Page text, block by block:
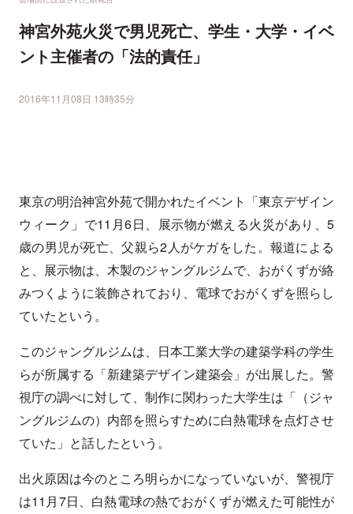
神宮外苑火災で男児死亡、学生・大学・イベ
ント主催者の「法的責任」
2016年11月08日 13時35分
東京の明治神宮外苑で開かれたイベント「東京デザイン
ウィーク」で11月6日、展示物が燃える火災があり、5
歳の男児が死亡、父親ら2人がケガをした。報道による
と、展示物は、木製のジャングルジムで、おがくずが絡
みつくように装飾されており、電球でおがくずを照らし
ていたという。
このジャングルジムは、日本工業大学の建築学科の学生
らが所属する「新建築デザイン建築会」が出展した。警
視庁の調べに対して、制作に関わった大学生は「（ジャ
ングルジムの）内部を照らすために白熱電球を点灯させ
ていた」と話したという。
出火原因は今のところ明らかになっていないが、警視庁
は11月7日、白熱電球の熱でおがくずが燃えた可能性が